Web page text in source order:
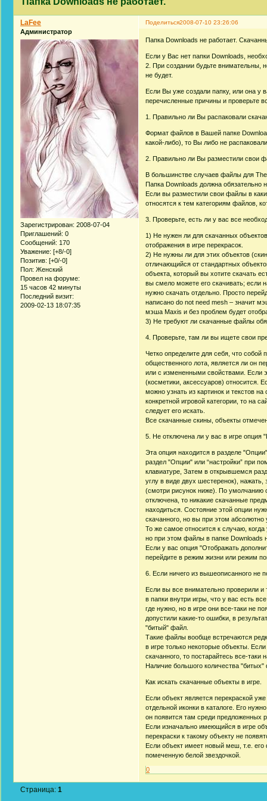
Поделиться2008-07-10 23:26:06
LaFee
Администратор
Зарегистрирован: 2008-07-04
Приглашений: 0
Сообщений: 170
Уважение: [+8/-0]
Позитив: [+0/-0]
Пол: Женский
Провел на форуме:
15 часов 42 минуты
Последний визит:
2009-02-13 18:07:35
Папка Downloads не работает.
Если у Вас нет папки Downloads,
2. При создании будьте внимательны,
не будет.
Если Вы уже создали папку, или она у
перечисленные причины и проверьте
1. Правильно ли Вы распаковали
Формат файлов в Вашей папке
какой-либо), то Вы либо не
2. Правильно ли Вы разместили свои
В большинстве случаев файлы для
Папка Downloads должна обязательно
Если вы разместили свои файлы в
относятся к тем категориям файлов,
3. Проверьте, есть ли у вас все
1) Не нужен ли для скачанных
отображения в игре перекрасок.
2) Не нужны ли для этих объектов
отличающийся от стандартных
объекта, который вы хотите скачать
вы смело можете его скачивать; если
нужно скачать отдельно. Просто
написано do not need mesh – значит
мэша Maxis и без проблем будет
3) Не требуют ли скачанные файлы
4. Проверьте, там ли вы ищете свои
Четко определите для себя, что собой
общественного лота, является ли он
или с измененными свойствами. Если
(косметики, аксессуаров) относится.
можно узнать из картинок и текстов
конкретной игровой категории, то на
следует его искать.
Все скачанные скины, объекты
5. Не отключена ли у вас в игре
Эта опция находится в разделе
раздел "Опции" или “настройки” при
клавиатуре, Затем в открывшемся
углу в виде двух шестеренок),
(смотри рисунок ниже). По умолчанию
отключена, то никакие скачанные
находиться. Состояние этой опции
скачанного, но вы при этом
То же самое относится к случаю,
но при этом файлы в папке Downloads
Если у вас опция "Отображать
перейдите в режим жизни или режим
6. Если ничего из вышеописанного не
Если вы все внимательно проверили и
в папки внутри игры, что у вас есть
где нужно, но в игре они все-таки не
допустили какие-то ошибки, в
"битый" файл.
Такие файлы вообще встречаются
в игре только некоторые объекты.
скачанного, то постарайтесь все-таки
Наличие большого количества
Как искать скачанные объекты в игре.
Если объект является перекраской
отдельной иконки в каталоге. Его
он появится там среди предложенных
Если изначально имеющийся в игре
перекраски к такому объекту не
Если объект имеет новый меш, т.е. его
помеченную белой звездочкой.
0
Страница:1